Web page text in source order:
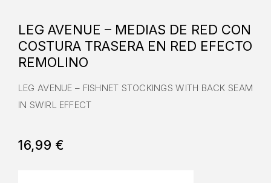
LEG AVENUE – MEDIAS DE RED CON
COSTURA TRASERA EN RED EFECTO
REMOLINO
LEG AVENUE – FISHNET STOCKINGS WITH BACK SEAM
IN SWIRL EFFECT
16,99 €